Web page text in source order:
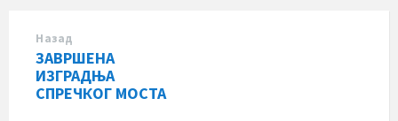
Назад
ЗАВРШЕНА
ИЗГРАДЊА
СПРЕЧКОГ МОСТА